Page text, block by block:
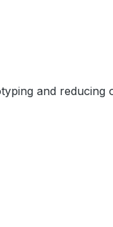
and reducing